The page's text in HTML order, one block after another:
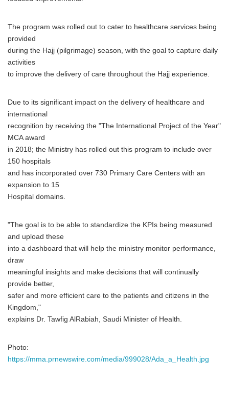
The program was rolled out to cater to healthcare services being
provided
during the Hajj (pilgrimage) season, with the goal to capture daily
activities
to improve the delivery of care throughout the Hajj experience.
Due to its significant impact on the delivery of healthcare and
international
recognition by receiving the "The International Project of the Year"
MCA award
in 2018; the Ministry has rolled out this program to include over
150 hospitals
and has incorporated over 730 Primary Care Centers with an
expansion to 15
Hospital domains.
"The goal is to be able to standardize the KPIs being measured
and upload these
into a dashboard that will help the ministry monitor performance,
draw
meaningful insights and make decisions that will continually
provide better,
safer and more efficient care to the patients and citizens in the
Kingdom,"
explains Dr. Tawfig AlRabiah, Saudi Minister of Health.
Photo:
https://mma.prnewswire.com/media/999028/Ada_a_Health.jpg